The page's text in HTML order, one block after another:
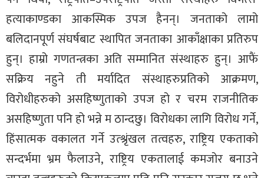
हत्याकाण्डका आकस्मिक उपज हैनन्। जनताको लामो
बलिदानपूर्ण संघर्षबाट स्थापित जनताका आकाँक्षाका प्रतिरुप
हुन्। हाम्रो गणतन्त्रका अति सम्मानित संस्थाहरु हुन्। आफैं
सक्रिय नहुने ती मर्यादित संस्थाहरुप्रतिको आक्रमण,
विरोधीहरुको असहिष्णुताको उपज हो र चरम राजनीतिक
असहिष्णुता पनि हो भन्ने म ठान्दछु। विरोधका लागि विरोध गर्ने,
हिंसात्मक वकालत गर्ने उत्श्रृंखल तत्वहरु, राष्ट्रिय एकताको
सन्दर्भमा भ्रम फैलाउने, राष्ट्रिय एकतालाई कमजोर बनाउने